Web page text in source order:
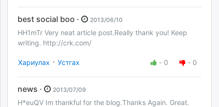
best social boo · 2013/06/10
HH1mTr Very neat article post.Really thank you! Keep
writing. http://crk.com/
Хариулах · Устгах - 0 - 0
news · 2013/07/09
H*euQV Im thankful for the blog.Thanks Again. Great.